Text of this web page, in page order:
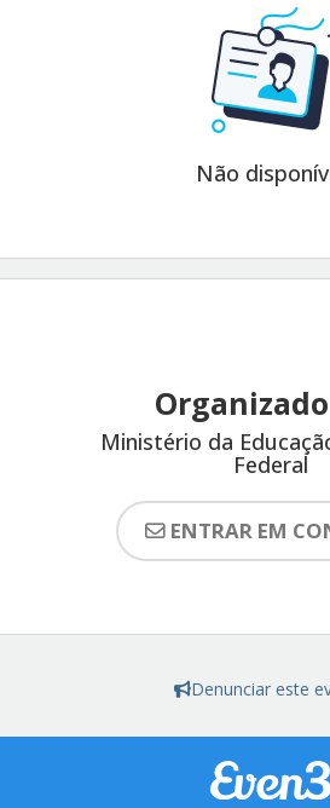
Não
Ministério da
Federal
ENTRAR EM
Denunciar este